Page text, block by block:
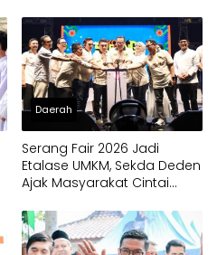
Daerah
Serang Fair 2026 Jadi
Etalase UMKM, Sekda Deden
Ajak Masyarakat Cintai